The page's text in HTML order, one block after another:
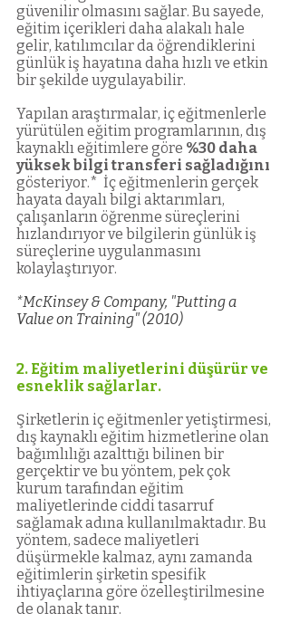
güvenilir olmasını sağlar. Bu sayede,
eğitim içerikleri daha alakalı hale
gelir, katılımcılar da öğrendiklerini
günlük iş hayatına daha hızlı ve etkin
bir şekilde uygulayabilir.
Yapılan araştırmalar, iç eğitmenlerle
yürütülen eğitim programlarının, dış
kaynaklı eğitimlere göre %30 daha
yüksek bilgi transferi sağladığını
gösteriyor.*  İç eğitmenlerin gerçek
hayata dayalı bilgi aktarımları,
çalışanların öğrenme süreçlerini
hızlandırıyor ve bilgilerin günlük iş
süreçlerine uygulanmasını
kolaylaştırıyor.
*McKinsey & Company, "Putting a
Value on Training" (2010)
2. Eğitim maliyetlerini düşürür ve
esneklik sağlarlar.
Şirketlerin iç eğitmenler yetiştirmesi,
dış kaynaklı eğitim hizmetlerine olan
bağımlılığı azalttığı bilinen bir
gerçektir ve bu yöntem, pek çok
kurum tarafından eğitim
maliyetlerinde ciddi tasarruf
sağlamak adına kullanılmaktadır. Bu
yöntem, sadece maliyetleri
düşürmekle kalmaz, aynı zamanda
eğitimlerin şirketin spesifik
ihtiyaçlarına göre özelleştirilmesine
de olanak tanır.